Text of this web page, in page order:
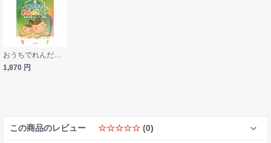
1,870 円
この商品のレビュー ☆☆☆☆☆ (0)